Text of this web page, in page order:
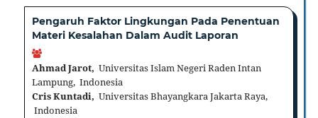
Pengaruh Faktor Lingkungan Pada Penentuan
Materi Kesalahan Dalam Audit Laporan
Ahmad Jarot, Universitas Islam Negeri Raden Intan
Lampung, Indonesia
Cris Kuntadi, Universitas Bhayangkara Jakarta Raya,
Indonesia